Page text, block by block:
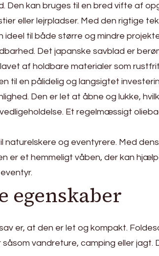
Den kan bruges til en bred vifte af
eller lejrpladser. Med den rigtige
til både større og mindre
Det japanske savblad er
af holdbare materialer som
til en pålidelig og langsigtet
Den er let at åbne og lukke,
Et regelmæssigt
og eventyrere. Med
er et hemmeligt våben, der kan
egenskaber
er, at den er let og kompakt.
vandreture, camping eller jagt.